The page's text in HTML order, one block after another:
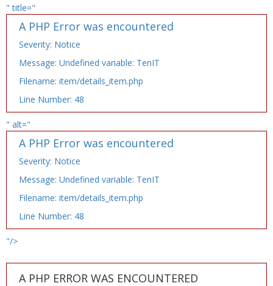
" title="
A PHP Error was encountered
Severity: Notice
Message: Undefined variable: TenIT
Filename: item/details_item.php
Line Number: 48
" alt="
A PHP Error was encountered
Severity: Notice
Message: Undefined variable: TenIT
Filename: item/details_item.php
Line Number: 48
"/>
A PHP ERROR WAS ENCOUNTERED